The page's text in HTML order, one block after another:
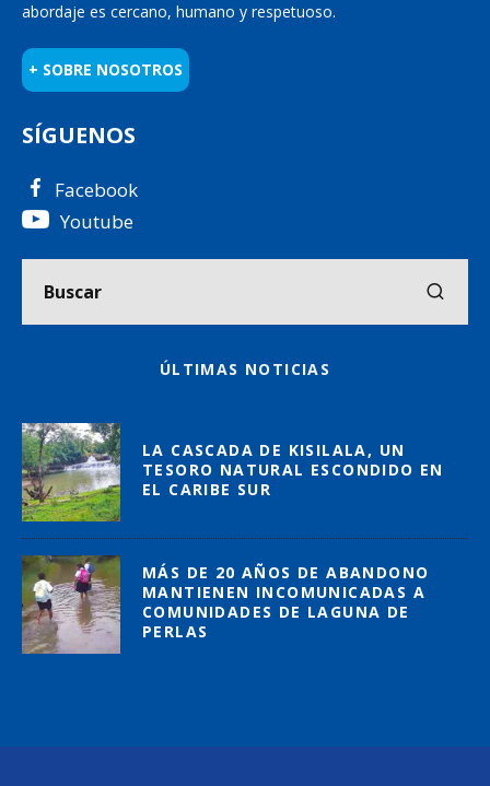
abordaje es cercano, humano y respetuoso.
+ SOBRE NOSOTROS
SÍGUENOS
Facebook
Youtube
ÚLTIMAS NOTICIAS
LA CASCADA DE KISILALA, UN
TESORO NATURAL ESCONDIDO EN
EL CARIBE SUR
MÁS DE 20 AÑOS DE ABANDONO
MANTIENEN INCOMUNICADAS A
COMUNIDADES DE LAGUNA DE
PERLAS